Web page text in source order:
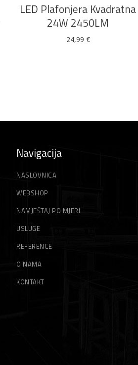
LED Plafonjera Kvadratna
24W 2450LM
24,99 €
Navigacija
NASLOVNICA
WEBSHOP
NAMJEŠTAJ PO MJERI
USLUGE
REFERENCE
O NAMA
KONTAKT